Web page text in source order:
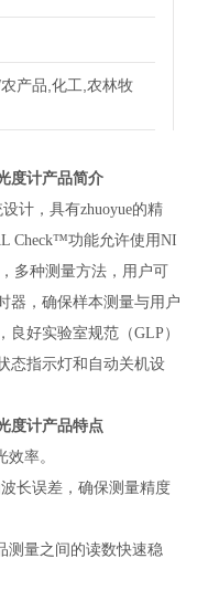
产品,化工,农林牧
度计产品简介
计，具有zhuoyue的精
Check™功能允许使用NI
多种测量方法，用户可
器，确保样本测量与用户
良好实验室规范（GLP）
态指示灯和自动关机设
度计产品特点
率。
长误差，确保测量精度
测量之间的读数快速稳